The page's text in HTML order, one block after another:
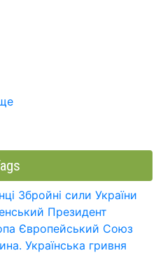
Збройні сили України
Президент
Європейський Союз
Українська гривня